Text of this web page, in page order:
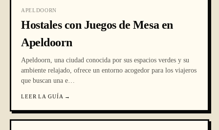
APELDOORN
Hostales con Juegos de Mesa en
Apeldoorn
Apeldoorn, una ciudad conocida por sus espacios verdes y su
ambiente relajado, ofrece un entorno acogedor para los viajeros
que buscan una e…
LEER LA GUÍA →